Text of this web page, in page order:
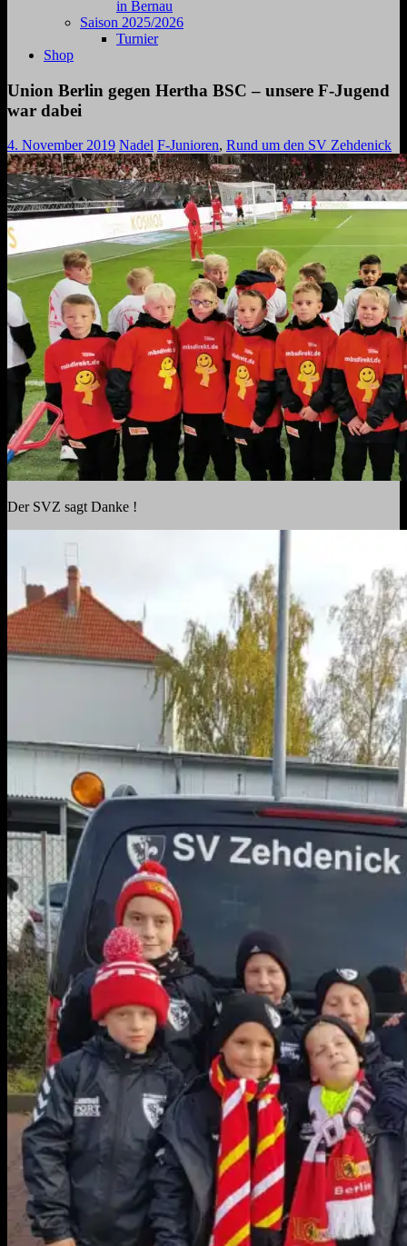
in Bernau
Saison 2025/2026
Turnier
Shop
Union Berlin gegen Hertha BSC – unsere F-Jugend
war dabei
4. November 2019 Nadel F-Junioren, Rund um den SV Zehdenick
Der SVZ sagt Danke !